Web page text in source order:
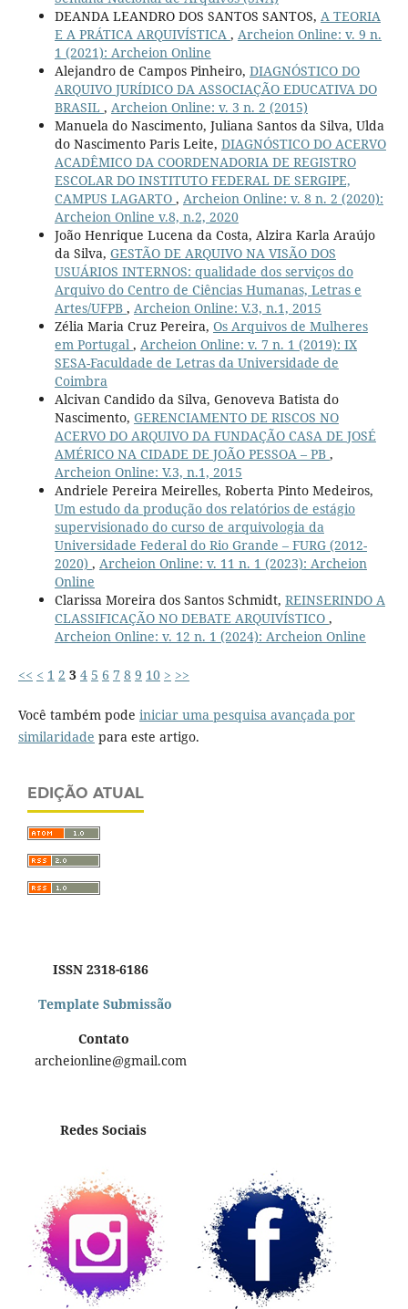
DEANDA LEANDRO DOS SANTOS SANTOS, A TEORIA
E A PRÁTICA ARQUIVÍSTICA , Archeion Online: v. 9 n.
1 (2021): Archeion Online
Alejandro de Campos Pinheiro, DIAGNÓSTICO DO
ARQUIVO JURÍDICO DA ASSOCIAÇÃO EDUCATIVA DO
BRASIL , Archeion Online: v. 3 n. 2 (2015)
Manuela do Nascimento, Juliana Santos da Silva, Ulda
do Nascimento Paris Leite, DIAGNÓSTICO DO ACERVO
ACADÊMICO DA COORDENADORIA DE REGISTRO
ESCOLAR DO INSTITUTO FEDERAL DE SERGIPE,
CAMPUS LAGARTO , Archeion Online: v. 8 n. 2 (2020):
Archeion Online v.8, n.2, 2020
João Henrique Lucena da Costa, Alzira Karla Araújo
da Silva, GESTÃO DE ARQUIVO NA VISÃO DOS
USUÁRIOS INTERNOS: qualidade dos serviços do
Arquivo do Centro de Ciências Humanas, Letras e
Artes/UFPB , Archeion Online: V.3, n.1, 2015
Zélia Maria Cruz Pereira, Os Arquivos de Mulheres
em Portugal , Archeion Online: v. 7 n. 1 (2019): IX
SESA-Faculdade de Letras da Universidade de
Coimbra
Alcivan Candido da Silva, Genoveva Batista do
Nascimento, GERENCIAMENTO DE RISCOS NO
ACERVO DO ARQUIVO DA FUNDAÇÃO CASA DE JOSÉ
AMÉRICO NA CIDADE DE JOÃO PESSOA – PB ,
Archeion Online: V.3, n.1, 2015
Andriele Pereira Meirelles, Roberta Pinto Medeiros,
Um estudo da produção dos relatórios de estágio
supervisionado do curso de arquivologia da
Universidade Federal do Rio Grande – FURG (2012-
2020) , Archeion Online: v. 11 n. 1 (2023): Archeion
Online
Clarissa Moreira dos Santos Schmidt, REINSERINDO A
CLASSIFICAÇÃO NO DEBATE ARQUIVÍSTICO ,
Archeion Online: v. 12 n. 1 (2024): Archeion Online
<< < 1 2 3 4 5 6 7 8 9 10 > >>
Você também pode iniciar uma pesquisa avançada por
similaridade para este artigo.
EDIÇÃO ATUAL
ISSN 2318-6186
Template Submissão
Contato
archeionline@gmail.com
Redes Sociais